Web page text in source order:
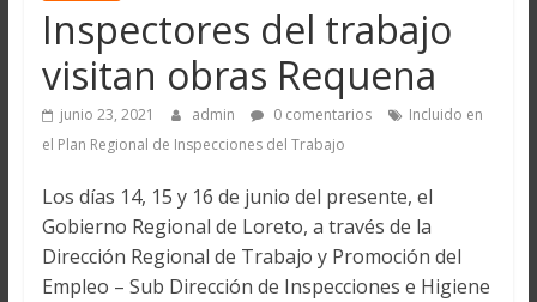
Inspectores del trabajo
visitan obras Requena
junio 23, 2021 admin 0 comentarios
Incluido en
el Plan Regional de Inspecciones del Trabajo
Los días 14, 15 y 16 de junio del presente, el
Gobierno Regional de Loreto, a través de la
Dirección Regional de Trabajo y Promoción del
Empleo – Sub Dirección de Inspecciones e Higiene